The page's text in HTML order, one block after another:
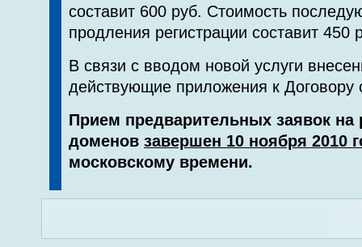
составит 600 руб. Стоимость
продления регистрации составит 450
В связи с вводом новой услуги
действующие приложения к Договору
Прием предварительных заявок на
доменов завершен 10 ноября 2010
московскому времени.